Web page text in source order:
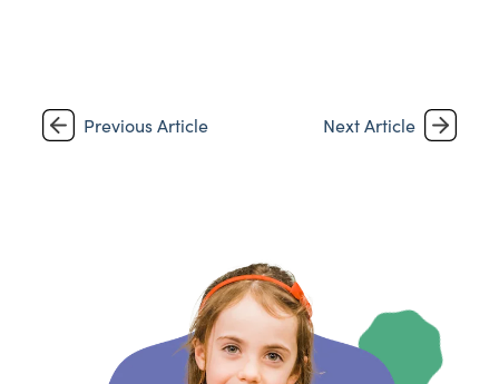
Previous Article Next Article